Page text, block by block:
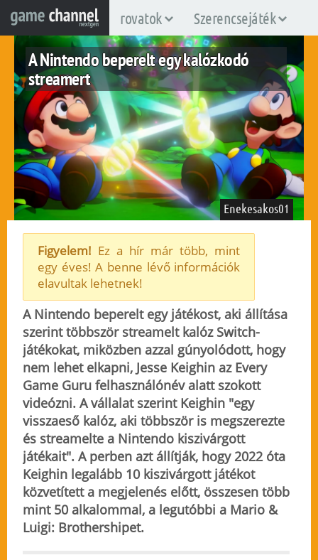
rovatok Szerencsejáték
A Nintendo beperelt egy kalózkodó
streamert
nintendo-switch
Enekesakos01
Figyelem! Ez a hír már több, mint
egy éves! A benne lévő információk
elavultak lehetnek!
A Nintendo beperelt egy játékost, aki állítása
szerint többször streamelt kalóz Switch-
játékokat, miközben azzal gúnyolódott, hogy
nem lehet elkapni, Jesse Keighin az Every
Game Guru felhasználónév alatt szokott
videózni. A vállalat szerint Keighin "egy
visszaeső kalóz, aki többször is megszerezte
és streamelte a Nintendo kiszivárgott
játékait". A perben azt állítják, hogy 2022 óta
Keighin legalább 10 kiszivárgott játékot
közvetített a megjelenés előtt, összesen több
mint 50 alkalommal, a legutóbbi a Mario &
Luigi: Brothershipet.